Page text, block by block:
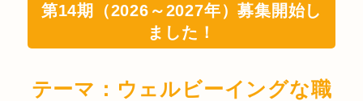
第14期（2026～2027年）募集開始し
ました！
テーマ：ウェルビーイングな職